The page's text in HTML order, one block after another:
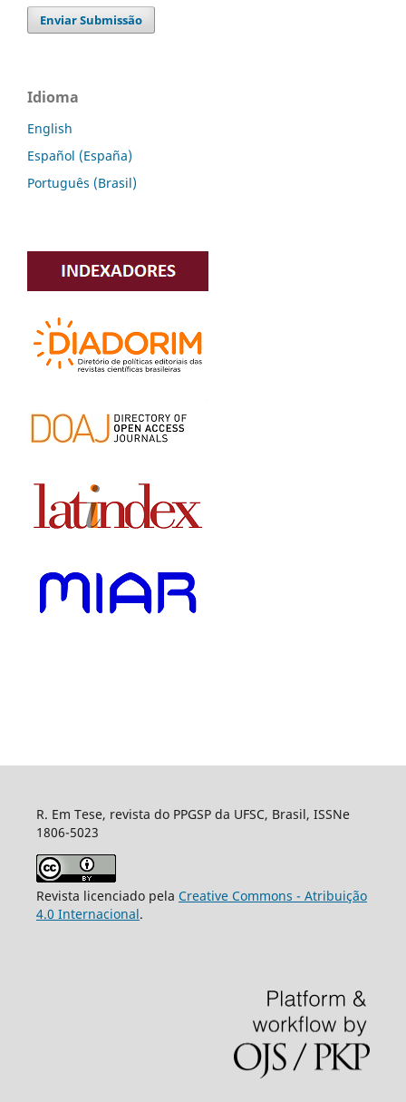
Enviar Submissão
Idioma
English
Español (España)
Português (Brasil)
R. Em Tese, revista do PPGSP da UFSC, Brasil, ISSNe
1806-5023
Revista licenciado pela Creative Commons - Atribuição
4.0 Internacional.